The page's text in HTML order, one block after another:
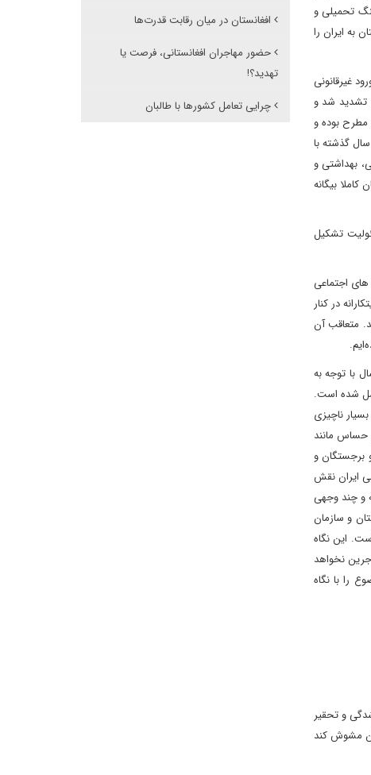
تحمیلی و
به ایران را
غیرقانونی
تشدید شد و
بوده و
گذشته با
بهداشتی و
بیگانه
تشکیل
اجتماعی
در اقدامات جنایتکارانه در کنار
متعاقب آن
با توجه به
شده است.
ناچیزی
حساس مانند
برجستگان و
ایران نقش
و چند وجهی
و سازمان
این نگاه
نخواهد
را با نگاه
و تحقیر
مشوش کند
افغانستان در میان رقابت قدرت‌ها
حضور مهاجران افغانستانی، فرصت یا
تهدید؟!
چرایی تعامل کشورها با طالبان